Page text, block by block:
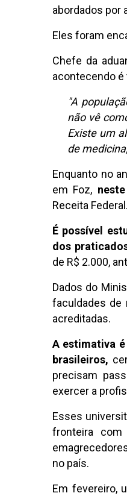
abordados por
Eles foram
Chefe da
acontecendo
"A
não vê
Existe um
de
Enquanto no
em Foz,
Receita Federal.
É possível
dos
de R$ 2.000,
Dados do
faculdades de
acreditadas.
A estimativa
brasileiros,
precisam
exercer a
Esses
fronteira com
no país.
Em fevereiro,